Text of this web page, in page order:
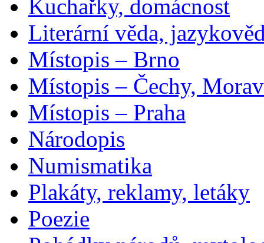
Kuchařky, domácnost
Literární věda,
Místopis – Brno
Místopis – Čechy,
Místopis – Praha
Národopis
Numismatika
Plakáty, reklamy, letáky
Poezie